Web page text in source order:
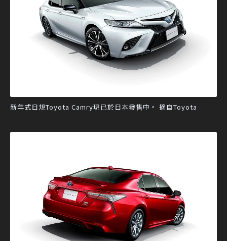
新年式日規Toyota Camry現已於日本發售中。 摘自Toyota